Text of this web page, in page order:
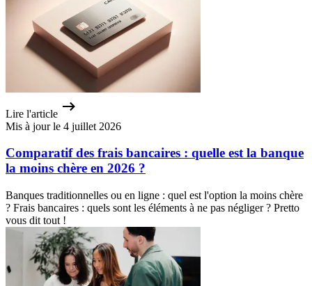
Lire l'article
Mis à jour le 4 juillet 2026
Comparatif des frais bancaires : quelle est la banque
la moins chère en 2026 ?
Banques traditionnelles ou en ligne : quel est l'option la moins chère
? Frais bancaires : quels sont les éléments à ne pas négliger ? Pretto
vous dit tout !